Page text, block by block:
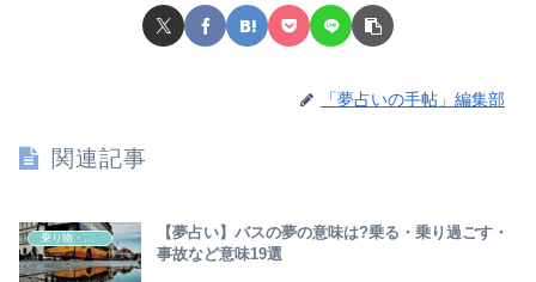
「夢占いの手帖」編集部
関連記事
乗り物・交通機関
【夢占い】バスの夢の意味は?乗る・乗り過ごす・
事故など意味19選